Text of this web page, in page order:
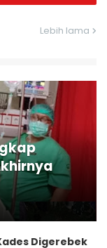
Lebih lama
Digerebek